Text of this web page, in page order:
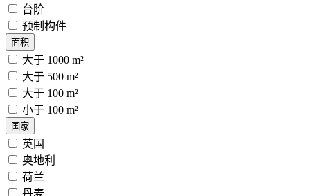
台阶
预制构件
面积
大于 1000 m²
大于 500 m²
大于 100 m²
小于 100 m²
国家
英国
奥地利
荷兰